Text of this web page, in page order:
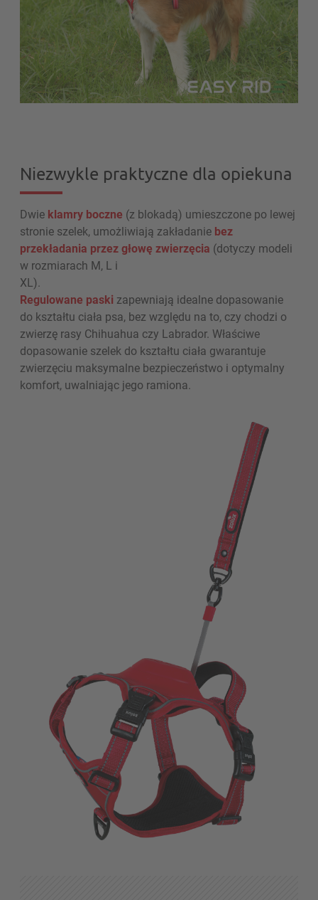
Niezwykle praktyczne dla opiekuna
Dwie klamry boczne (z blokadą) umieszczone po lewej
stronie szelek, umożliwiają zakładanie bez
przekładania przez głowę zwierzęcia (dotyczy modeli
w rozmiarach M, L i
Regulowane paski zapewniają idealne dopasowanie
do kształtu ciała psa, bez względu na to, czy chodzi o
zwierzę rasy Chihuahua czy Labrador. Właściwe
dopasowanie szelek do kształtu ciała gwarantuje
zwierzęciu maksymalne bezpieczeństwo i optymalny
komfort, uwalniając jego ramiona.